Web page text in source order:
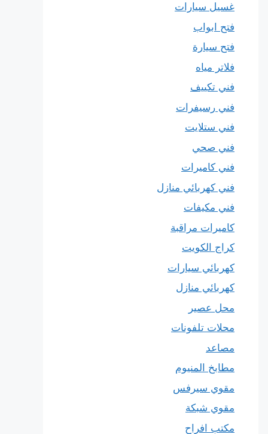
غسيل سيارات
فتح ابواب
فتح سيارة
فلاتر مياه
فني تكييف
فني رسيفرات
فني ستلايت
فني صحي
فني كاميرات
فني كهربائي منازل
فني مكيفات
كاميرات مراقبة
كراج الكويت
كهربائي سيارات
كهربائي منازل
محل عصير
محلات تلفونات
مصاعد
مطابخ المنيوم
مقوي سيرفس
مقوي شبكة
مكتب افراح